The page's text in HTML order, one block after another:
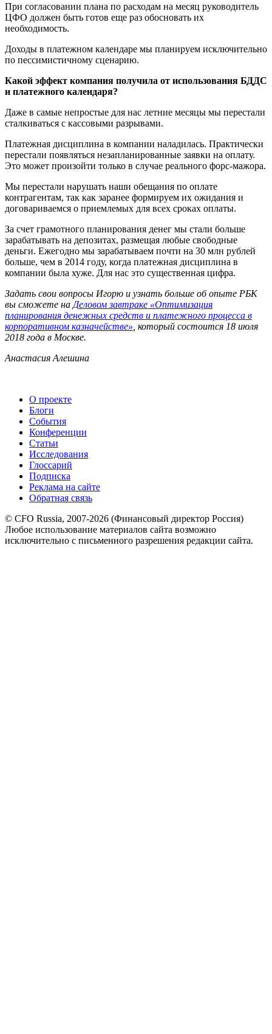
При согласовании плана по расходам на месяц руководитель
ЦФО должен быть готов еще раз обосновать их
необходимость.
Доходы в платежном календаре мы планируем исключительно
по пессимистичному сценарию.
Какой эффект компания получила от использования БДДС
и платежного календаря?
Даже в самые непростые для нас летние месяцы мы перестали
сталкиваться с кассовыми разрывами.
Платежная дисциплина в компании наладилась. Практически
перестали появляться незапланированные заявки на оплату.
Это может произойти только в случае реального форс-мажора.
Мы перестали нарушать наши обещания по оплате
контрагентам, так как заранее формируем их ожидания и
договариваемся о приемлемых для всех сроках оплаты.
За счет грамотного планирования денег мы стали больше
зарабатывать на депозитах, размещая любые свободные
деньги. Ежегодно мы зарабатываем почти на 30 млн рублей
больше, чем в 2014 году, когда платежная дисциплина в
компании была хуже. Для нас это существенная цифра.
Задать свои вопросы Игорю и узнать больше об опыте РБК
вы сможете на Деловом завтраке «Оптимизация
планирования денежных средств и платежного процесса в
корпоративном казначействе» , который состоится 18 июля
2018 года в Москве.
Анастасия Алешина
О проекте
Блоги
События
Конференции
Статьи
Исследования
Глоссарий
Подписка
Реклама на сайте
Обратная связь
© CFO Russia, 2007-2026 (Финансовый директор Россия)
Любое использование материалов сайта возможно
исключительно с письменного разрешения редакции сайта.